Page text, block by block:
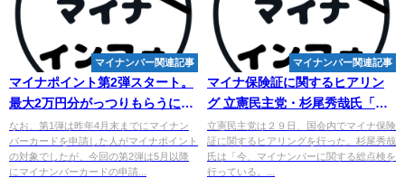
マイナンバー関連記事
マイナポイント第2弾スタート。
最大2万円分がっつりもらうに
は？ - Yahoo!ニュース
なお、第1弾は昨年4月末までにマイナン
バーカードを申請した人がマイナポイント
の対象でしたが、今回の第2弾は5月以降
にマイナンバーカードの申請...
マイナンバー関連記事
マイナ保険証に関するヒアリン
グ 立憲民主党・杉尾秀哉氏「な
ぜこの時期に最終 ... - goo ニュ
ース
立憲民主党は２９日、国会内でマイナ保険
証に関するヒアリングを行った。杉尾秀哉
氏は「今、マイナンバーに関する総点検を
行っている。...